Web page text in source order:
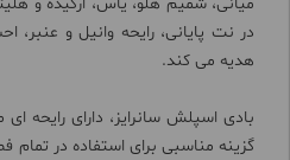
میانی، شمیم هلو، یاس، ارکیده و
در نت پایانی، رایحه وانیل و عنبر،
هدیه می‌ کند.
بادی اسپلش سانرایز، دارای رایحه‌
گزینه مناسبی برای استفاده در